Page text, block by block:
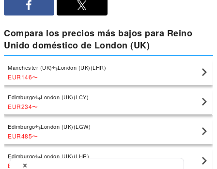
Compara los precios más bajos para Reino
Unido doméstico de London (UK)
Manchester (UK) London (UK)(LHR)
EUR146〜
Edimburgo London (UK)(LCY)
EUR234〜
Edimburgo London (UK)(LGW)
EUR485〜
Edimburgo London (UK)(LHR)
EUR137